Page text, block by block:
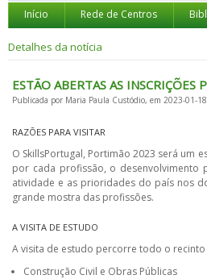
Início Rede de Centros
Detalhes da notícia
ESTÃO ABERTAS AS INSCRIÇÕES
Publicada por Maria Paula Custódio, em 2023-01-
RAZÕES PARA VISITAR
O SkillsPortugal, Portimão 2023 será um
por cada profissão, o
atividade e as prioridades do país nos
grande mostra das profissões.
A VISITA DE ESTUDO
A visita de estudo percorre todo o
Construção Civil e Obras Públicas